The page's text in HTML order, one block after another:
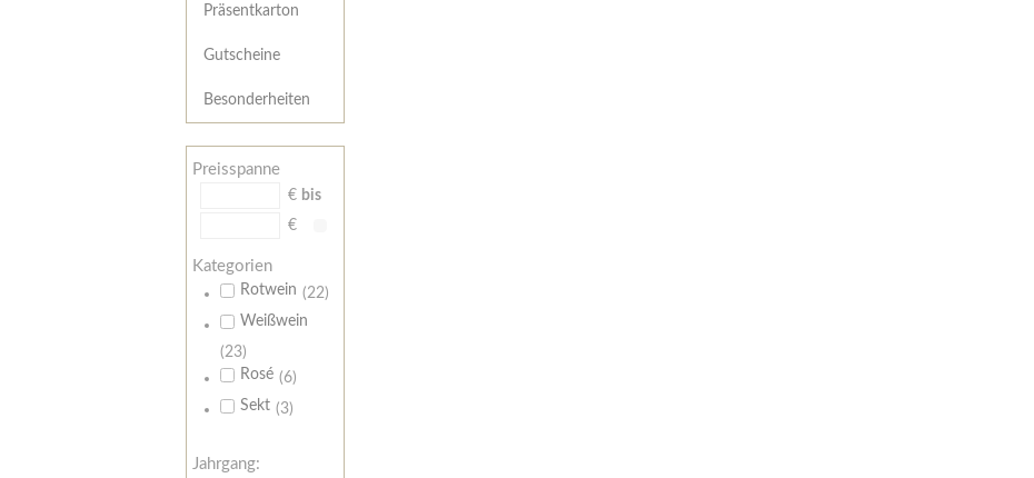
Präsentkarton
Gutscheine
Besonderheiten
Preisspanne
€ bis
€
Kategorien
Rotwein (22)
Weißwein
(23)
Rosé (6)
Sekt (3)
Jahrgang: